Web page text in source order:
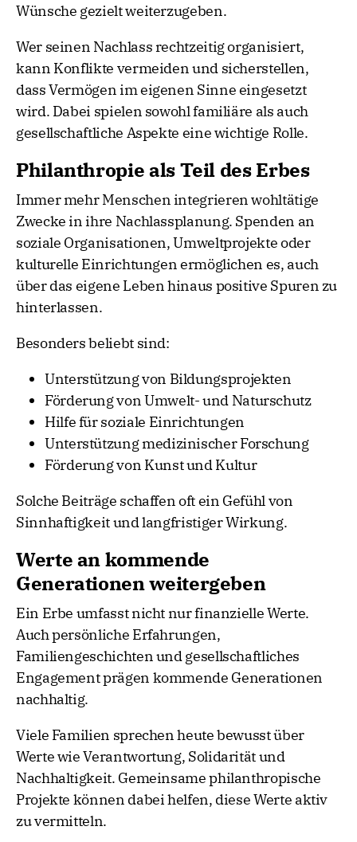
Wünsche gezielt weiterzugeben.
Wer seinen Nachlass rechtzeitig organisiert,
kann Konflikte vermeiden und sicherstellen,
dass Vermögen im eigenen Sinne eingesetzt
wird. Dabei spielen sowohl familiäre als auch
gesellschaftliche Aspekte eine wichtige Rolle.
Philanthropie als Teil des Erbes
Immer mehr Menschen integrieren wohltätige
Zwecke in ihre Nachlassplanung. Spenden an
soziale Organisationen, Umweltprojekte oder
kulturelle Einrichtungen ermöglichen es, auch
über das eigene Leben hinaus positive Spuren zu
hinterlassen.
Besonders beliebt sind:
Unterstützung von Bildungsprojekten
Förderung von Umwelt- und Naturschutz
Hilfe für soziale Einrichtungen
Unterstützung medizinischer Forschung
Förderung von Kunst und Kultur
Solche Beiträge schaffen oft ein Gefühl von
Sinnhaftigkeit und langfristiger Wirkung.
Werte an kommende
Generationen weitergeben
Ein Erbe umfasst nicht nur finanzielle Werte.
Auch persönliche Erfahrungen,
Familiengeschichten und gesellschaftliches
Engagement prägen kommende Generationen
nachhaltig.
Viele Familien sprechen heute bewusst über
Werte wie Verantwortung, Solidarität und
Nachhaltigkeit. Gemeinsame philanthropische
Projekte können dabei helfen, diese Werte aktiv
zu vermitteln.